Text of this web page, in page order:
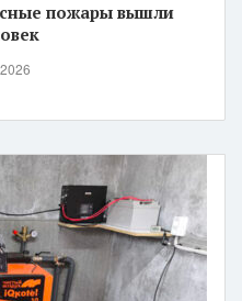
пожары вышли